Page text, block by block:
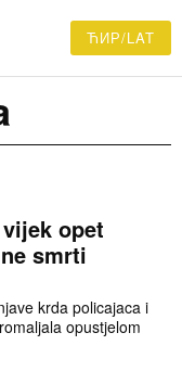
ЋИР/LAT
opet
smrti
krda policajaca i
opustjelom